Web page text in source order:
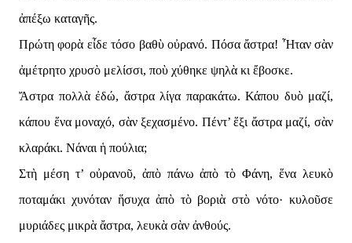
ἀπέξω καταγῆς.
Πρώτη φορὰ εἶδε τόσο βαθὺ οὐρανό. Πόσα ἄστρα! Ἦταν σὰν
ἀμέτρητο χρυσὸ μελίσσι, ποὺ χύθηκε ψηλὰ κι ἔβοσκε.
Ἄστρα πολλὰ ἐδώ, ἄστρα λίγα παρακάτω. Κάπου δυὸ μαζί,
κάπου ἕνα μοναχό, σὰν ξεχασμένο. Πέντ’ ἕξι ἄστρα μαζί, σὰν
κλαράκι. Νάναι ἡ πούλια;
Στὴ μέση τ’ οὐρανοῦ, ἀπὸ πάνω ἀπὸ τὸ Φάνη, ἕνα λευκὸ
ποταμάκι χυνόταν ἥσυχα ἀπὸ τὸ βοριὰ στὸ νότο· κυλοῦσε
μυριάδες μικρὰ ἄστρα, λευκὰ σὰν ἀνθούς.